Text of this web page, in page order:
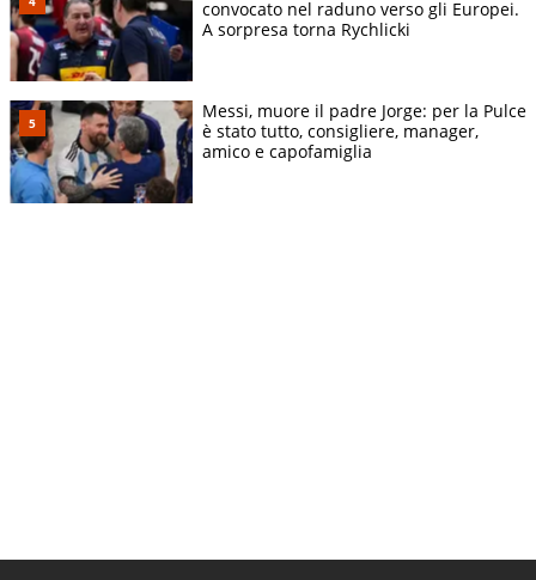
convocato nel raduno verso gli Europei.
A sorpresa torna Rychlicki
Messi, muore il padre Jorge: per la Pulce
è stato tutto, consigliere, manager,
amico e capofamiglia